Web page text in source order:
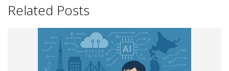
Related Posts